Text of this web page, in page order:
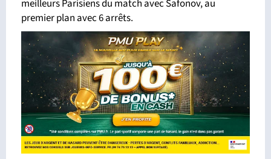
meilleurs Parisiens du match avec Safonov, au
premier plan avec 6 arrêts.